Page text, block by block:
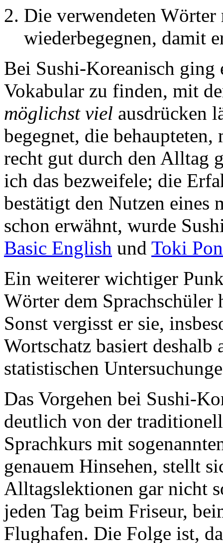
Die verwendeten Wörter
wiederbegegnen, damit
Bei Sushi-Koreanisch
Vokabular zu finden, mit
möglichst viel ausdrücken
begegnet, die
recht gut durch den Alltag
ich das bezweifele; die
bestätigt den Nutzen eines
schon erwähnt, wurde
Basic English und Toki
Ein weiterer wichtiger
Wörter dem Sprachschüler
Sonst vergisst er sie,
Wortschatz basiert deshalb
statistischen
Das Vorgehen bei Sushi-
deutlich von der
Sprachkurs mit
genauem Hinsehen, stellt
Alltagslektionen gar nicht
jeden Tag beim Friseur,
Flughafen. Die Folge ist,